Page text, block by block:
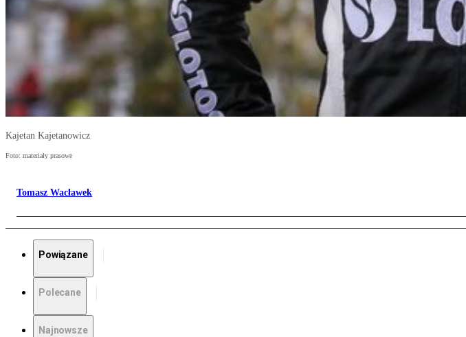
Kajetan Kajetanowicz
Foto: materiały prasowe
Tomasz Wacławek
Powiązane
Polecane
Najnowsze